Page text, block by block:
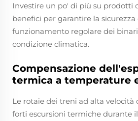
Investire un po' di più su prodotti
benefici per garantire la sicurezza
funzionamento regolare dei
condizione climatica.
Compensazione
termica a temperature
Le rotaie dei treni ad alta velocità
forti escursioni termiche durante